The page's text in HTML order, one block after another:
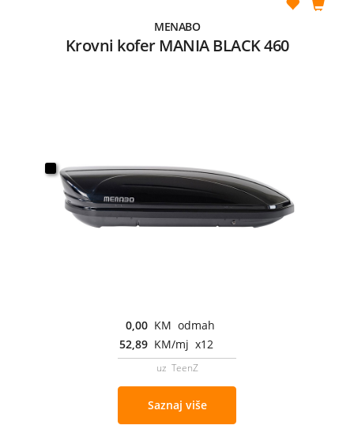
MENABO
Krovni kofer MANIA BLACK 460
0,00 KM odmah
52,89 KM/mj x12
uz TeenZ
Saznaj više